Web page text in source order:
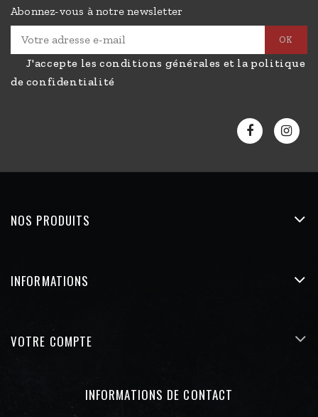
Abonnez-vous à notre newsletter
J'accepte les conditions générales et la politique
de confidentialité
NOS PRODUITS
INFORMATIONS
VOTRE COMPTE
INFORMATIONS DE CONTACT